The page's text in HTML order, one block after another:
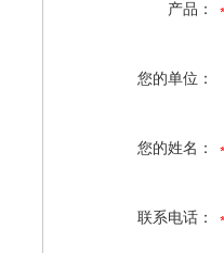
产品：
您的单位：
您的姓名：
联系电话：